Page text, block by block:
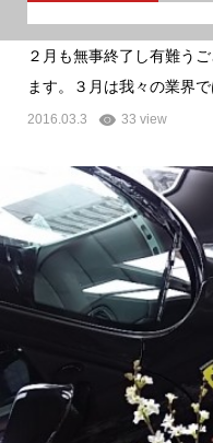
２月も無事終了し有難う
ます。３月は我々の業界
2016.03.3 33 view